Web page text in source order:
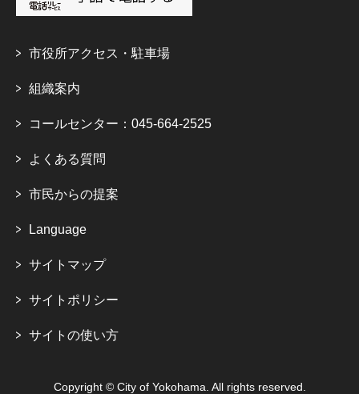
市役所アクセス・駐車場
組織案内
コールセンター：045-664-2525
よくある質問
市民からの提案
Language
サイトマップ
サイトポリシー
サイトの使い方
Copyright © City of Yokohama. All rights reserved.